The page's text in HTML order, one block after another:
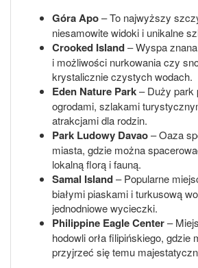
Góra Apo– To najwyższy
niesamowite widoki i unikalne
Crooked Island– Wyspa
i możliwości nurkowania czy
krystalicznie czystych wodach.
Eden Nature Park– Duży park
ogrodami, szlakami
atrakcjami dla rodzin.
Park Ludowy Davao– Oaza
miasta, gdzie można
lokalną florą i fauną.
Samal Island– Popularne
białymi piaskami i turkusową
jednodniowe wycieczki.
Philippine Eagle Center–
hodowli orła filipińskiego, gdzie
przyjrzeć się temu